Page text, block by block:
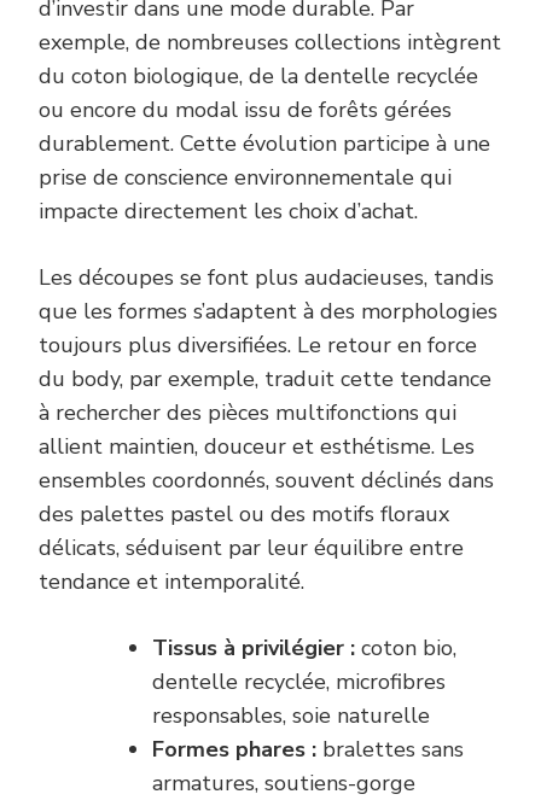
d’investir dans une mode durable. Par
exemple, de nombreuses collections intègrent
du coton biologique, de la dentelle recyclée
ou encore du modal issu de forêts gérées
durablement. Cette évolution participe à une
prise de conscience environnementale qui
impacte directement les choix d’achat.
Les découpes se font plus audacieuses, tandis
que les formes s’adaptent à des morphologies
toujours plus diversifiées. Le retour en force
du body, par exemple, traduit cette tendance
à rechercher des pièces multifonctions qui
allient maintien, douceur et esthétisme. Les
ensembles coordonnés, souvent déclinés dans
des palettes pastel ou des motifs floraux
délicats, séduisent par leur équilibre entre
tendance et intemporalité.
Tissus à privilégier : coton bio,
dentelle recyclée, microfibres
responsables, soie naturelle
Formes phares : bralettes sans
armatures, soutiens-gorge